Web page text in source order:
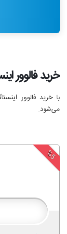
خرید فالوور
با خرید فالوور
می‌شود.
%5